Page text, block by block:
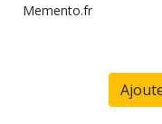
Memento.fr